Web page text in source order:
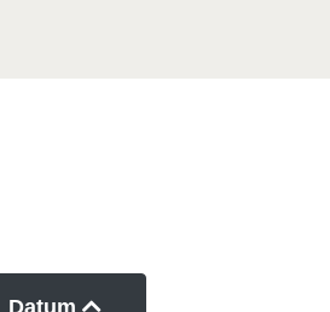
Titel aufsteigend sortieren
Datum Kurse nach Datum